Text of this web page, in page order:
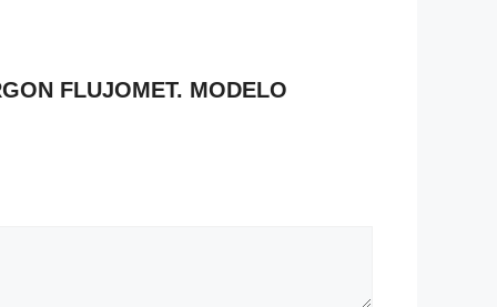
FLUJOMET. MODELO